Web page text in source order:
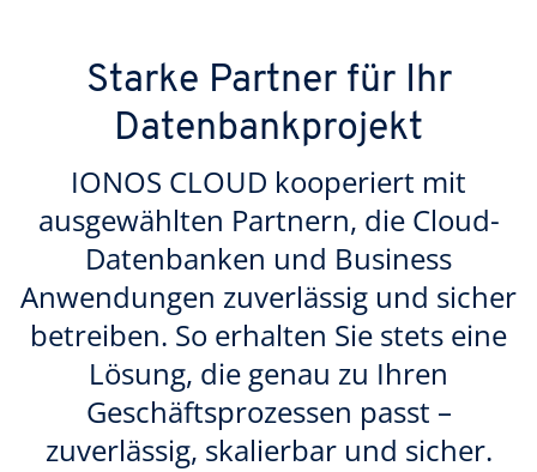
Starke Partner für Ihr
Datenbankprojekt
IONOS CLOUD kooperiert mit
ausgewählten Partnern, die Cloud-
Datenbanken und Business
Anwendungen zuverlässig und sicher
betreiben. So erhalten Sie stets eine
Lösung, die genau zu Ihren
Geschäftsprozessen passt –
zuverlässig, skalierbar und sicher.